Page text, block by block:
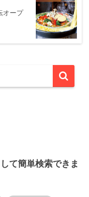
オープ
て簡単検索できま